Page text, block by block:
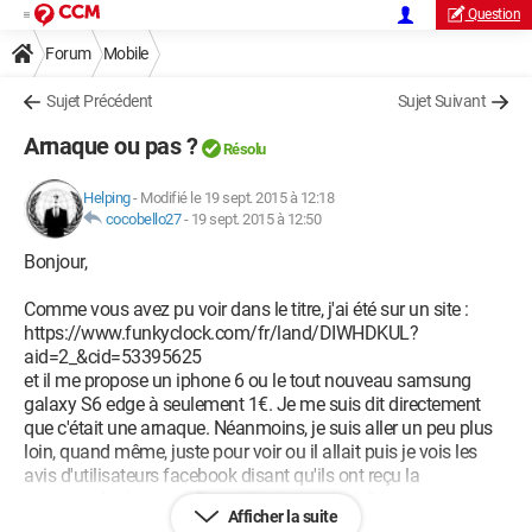
Question
Forum Mobile
Sujet Précédent Sujet Suivant
Arnaque ou pas ? Résolu
Helping- Modifié le 19 sept. 2015 à 12:18
cocobello27- 19 sept. 2015 à 12:50
Bonjour,
Comme vous avez pu voir dans le titre, j'ai été sur un site :
https://www.funkyclock.com/fr/land/DIWHDKUL?
aid=2_&cid=53395625
et il me propose un iphone 6 ou le tout nouveau samsung
galaxy S6 edge à seulement 1€. Je me suis dit directement
que c'était une arnaque. Néanmoins, je suis aller un peu plus
loin, quand même, juste pour voir ou il allait puis je vois les
avis d'utilisateurs facebook disant qu'ils ont reçu la
commande chez eux. Des utilisateurs payés? je sais pas.
Donc, à cet instant, je doute fortement sur le fait d'essayer de
Afficher la suite